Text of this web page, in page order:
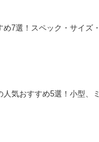
7選！スペック・サイズ
気おすすめ5選！小型、